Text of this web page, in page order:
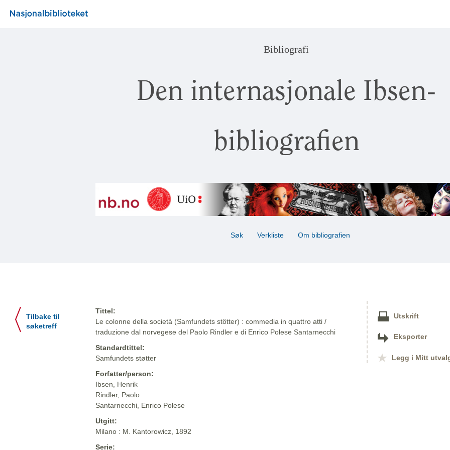
Bibliografi
Den internasjonale Ibsen-
bibliografien
Søk Verkliste Om bibliografien
Tilbake til
søketreff
Tittel:
Le colonne della società (Samfundets stötter) : commedia in quattro atti /
traduzione dal norvegese del Paolo Rindler e di Enrico Polese Santarnecchi
Standardtittel:
Samfundets støtter
Forfatter/person:
Ibsen, Henrik
Rindler, Paolo
Santarnecchi, Enrico Polese
Utgitt:
Milano : M. Kantorowicz, 1892
Serie:
Utskrift
Eksporter
Legg i Mitt